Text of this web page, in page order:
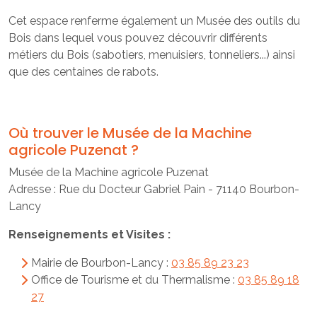
Cet espace renferme également un Musée des outils du
Bois dans lequel vous pouvez découvrir différents
métiers du Bois (sabotiers, menuisiers, tonneliers...) ainsi
que des centaines de rabots.
Où trouver le Musée de la Machine
agricole Puzenat ?
Musée de la Machine agricole Puzenat
Adresse : Rue du Docteur Gabriel Pain - 71140 Bourbon-
Lancy
Renseignements et Visites :
Mairie de Bourbon-Lancy : 03 85 89 23 23
Office de Tourisme et du Thermalisme : 03 85 89 18
27